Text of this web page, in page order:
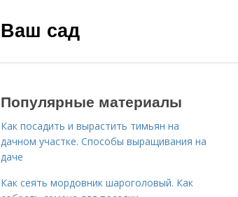
Ваш сад
Популярные материалы
Как посадить и вырастить тимьян на
дачном участке. Способы выращивания на
даче
Как сеять мордовник шароголовый. Как